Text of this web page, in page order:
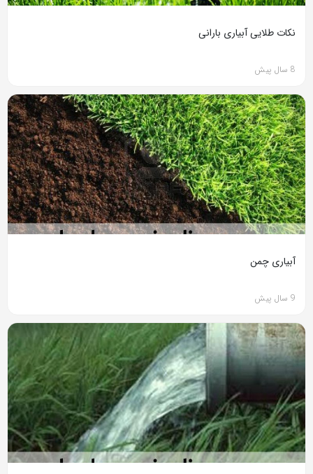
نکات طلایی آبیاری بارانی
8 سال پیش
آبیاری چمن
9 سال پیش